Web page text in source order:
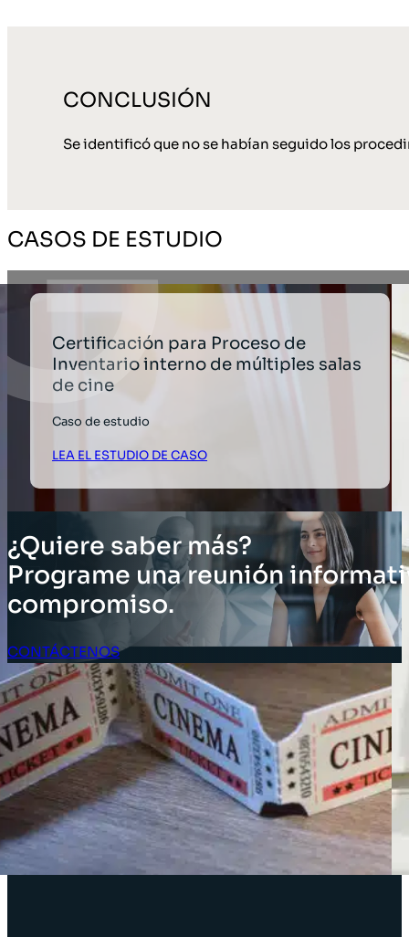
CONCLUSIÓN
Se identificó que no se habían seguido los
CASOS DE ESTUDIO
Certificación para Proceso de
Inventario interno de múltiples salas
de cine
Caso de estudio
LEA EL ESTUDIO DE CASO
¿Quiere saber más?
Programe una reunión
compromiso.
CONTÁCTENOS
Acceso Clientes
SOLUCIONES
Soluciones de inventario
Soluciones empresariales
Soluciones para la cadena de suministro
Etiquetado de activos
Soluciones para el sector minorista